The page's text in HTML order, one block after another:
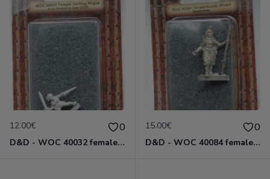
12.00€ 0
D&D - WOC 40032 female halfling rogue Miniature - Donjons Dragons
15.00€ 0
D&D - WOC 40084 female human wizard Miniature - Donjons Dragons